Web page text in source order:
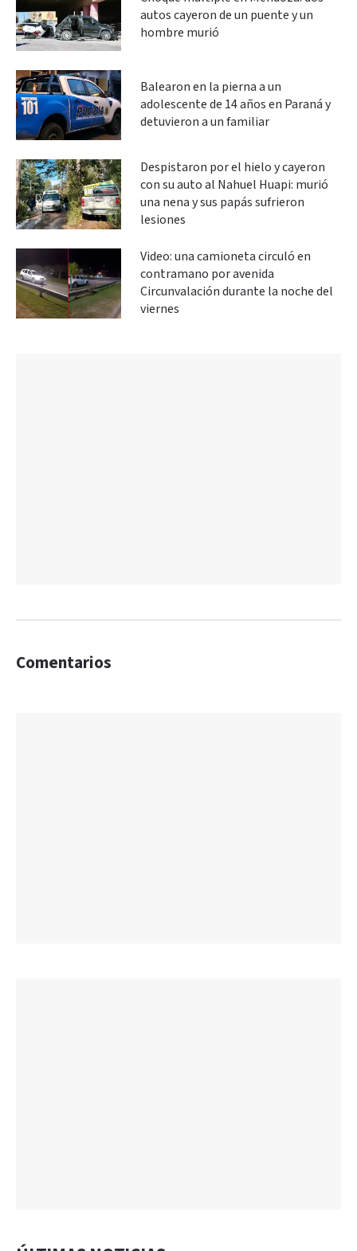
autos cayeron de un puente y un
hombre murió
Balearon en la pierna a un
adolescente de 14 años en Paraná y
detuvieron a un familiar
Despistaron por el hielo y cayeron
con su auto al Nahuel Huapi: murió
una nena y sus papás sufrieron
lesiones
Video: una camioneta circuló en
contramano por avenida
Circunvalación durante la noche del
viernes
Comentarios